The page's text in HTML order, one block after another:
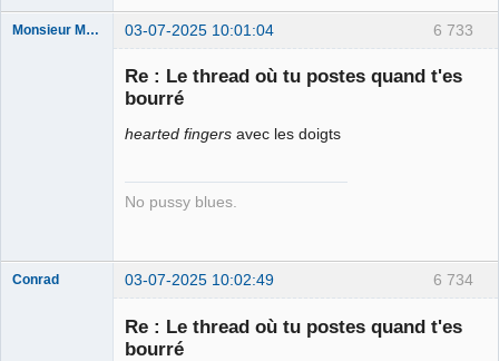
6 733
Monsieur Maurice 03-07-2025 10:01:04
Re : Le thread où tu postes quand t'es
bourré
hearted fingers avec les doigts
No pussy blues.
6 734
Conrad 03-07-2025 10:02:49
Re : Le thread où tu postes quand t'es
bourré